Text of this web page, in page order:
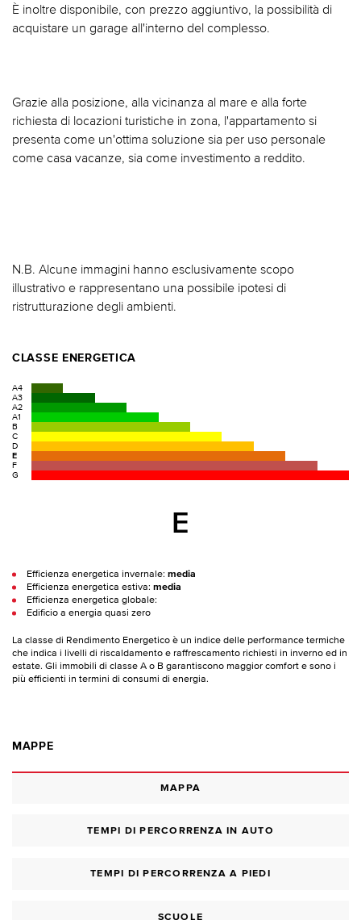
È inoltre disponibile, con prezzo aggiuntivo, la possibilità di
acquistare un garage all'interno del complesso.
Grazie alla posizione, alla vicinanza al mare e alla forte
richiesta di locazioni turistiche in zona, l'appartamento si
presenta come un'ottima soluzione sia per uso personale
come casa vacanze, sia come investimento a reddito.
N.B. Alcune immagini hanno esclusivamente scopo
illustrativo e rappresentano una possibile ipotesi di
ristrutturazione degli ambienti.
CLASSE ENERGETICA
A4
A3
A2
A1
B
C
D
E
F
G
E
Efficienza energetica invernale: media
Efficienza energetica estiva: media
Efficienza energetica globale:
Edificio a energia quasi zero
La classe di Rendimento Energetico è un indice delle performance termiche
che indica i livelli di riscaldamento e raffrescamento richiesti in inverno ed in
estate. Gli immobili di classe A o B garantiscono maggior comfort e sono i
più efficienti in termini di consumi di energia.
MAPPE
MAPPA
TEMPI DI PERCORRENZA IN AUTO
TEMPI DI PERCORRENZA A PIEDI
SCUOLE